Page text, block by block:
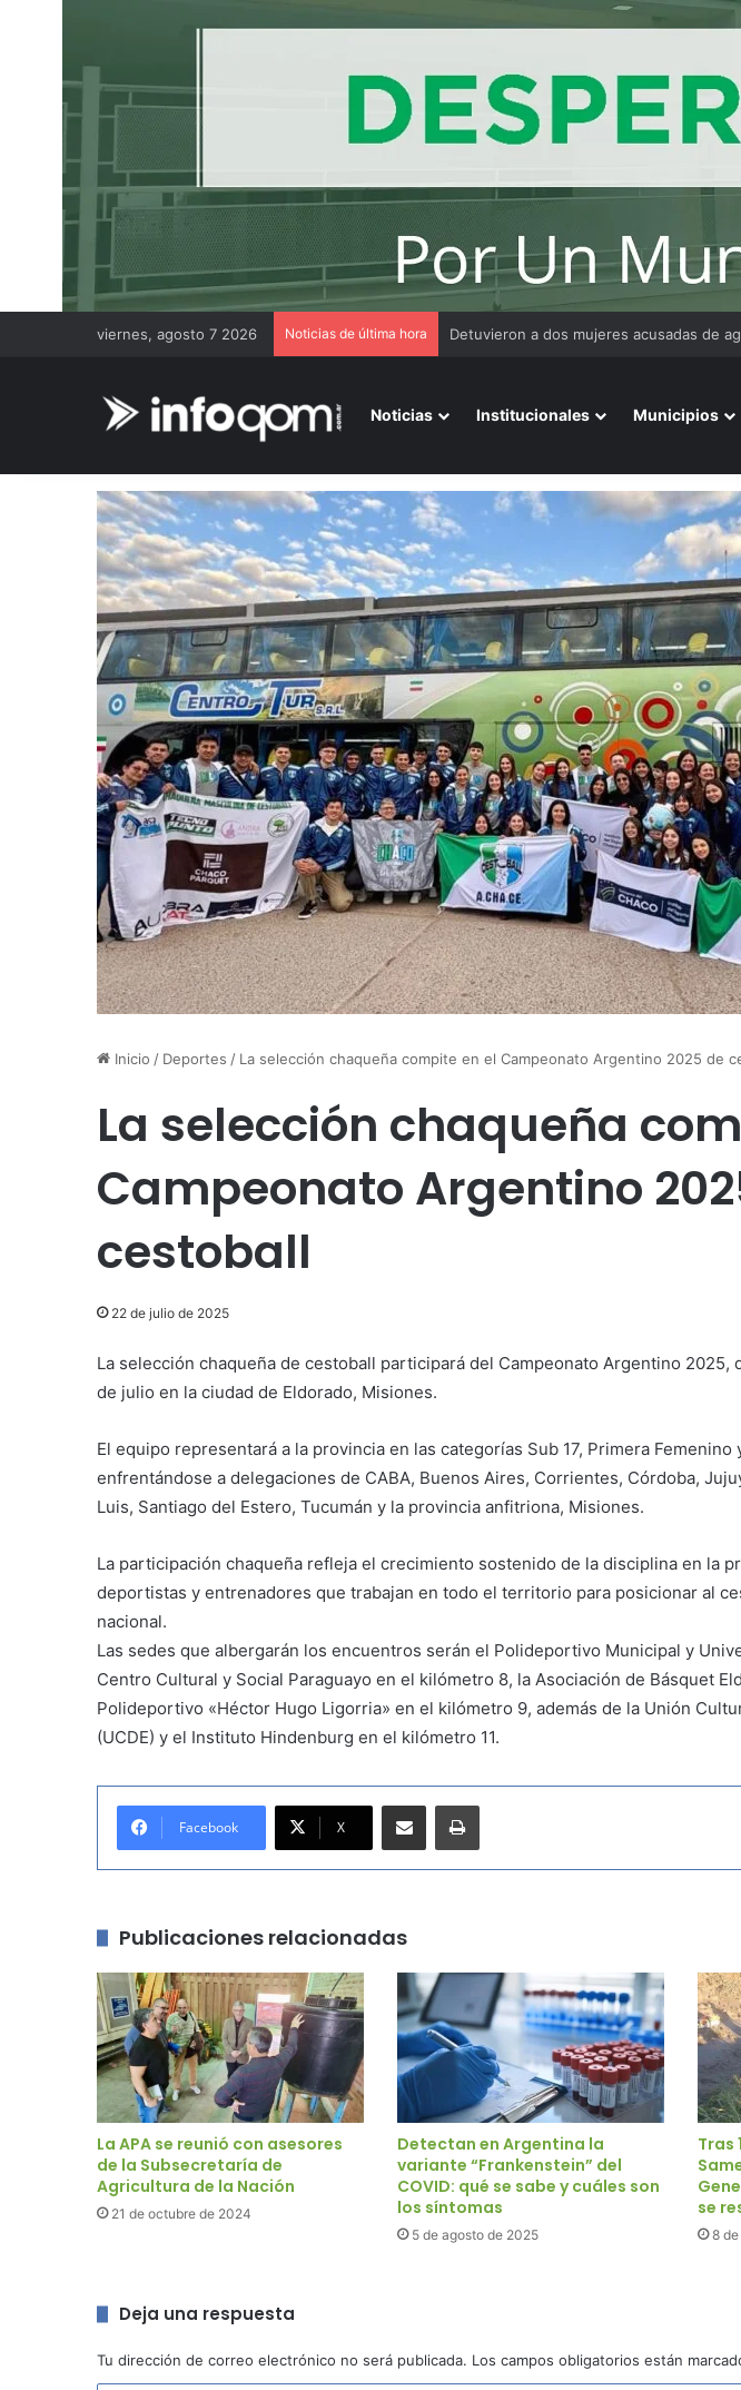
viernes, agosto 7 2026 Noticias de última hora Encuesta: mientras el Senado debatía
Noticias Institucionales Municipios
Inicio / Deportes / La selección chaqueña compite en el Campeonato Argentino 2025 de
La selección chaqueña
Campeonato Argentino
cestoball
22 de julio de 2025
La selección chaqueña de cestoball participará del Campeonato Argentino 2025,
de julio en la ciudad de Eldorado, Misiones.
El equipo representará a la provincia en las categorías Sub 17, Primera Femenino
enfrentándose a delegaciones de CABA, Buenos Aires, Corrientes, Córdoba,
Luis, Santiago del Estero, Tucumán y la provincia anfitriona, Misiones.
La participación chaqueña refleja el crecimiento sostenido de la disciplina en la
deportistas y entrenadores que trabajan en todo el territorio para posicionar al
nacional.
Las sedes que albergarán los encuentros serán el Polideportivo Municipal y
Centro Cultural y Social Paraguayo en el kilómetro 8, la Asociación de Básquet
Polideportivo «Héctor Hugo Ligorria» en el kilómetro 9, además de la Unión
(UCDE) y el Instituto Hindenburg en el kilómetro 11.
Facebook X
Publicaciones relacionadas
La APA se reunió con asesores
de la Subsecretaría de
Agricultura de la Nación
21 de octubre de 2024
Detectan en Argentina la
variante “Frankenstein” del
COVID: qué se sabe y cuáles son
los síntomas
5 de agosto de 2025
Tras
se
8
Deja una respuesta
Tu dirección de correo electrónico no será publicada. Los campos obligatorios están